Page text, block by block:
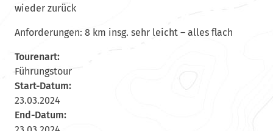
wieder zurück
Anforderungen: 8 km insg. sehr leicht – alles flach
Tourenart:
Führungstour
Start-Datum:
23.03.2024
End-Datum: